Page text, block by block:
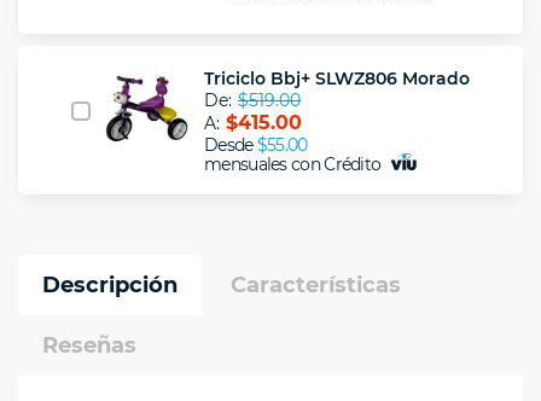
Triciclo Bbj+ SLWZ806 Morado
De: $519.00
A: $415.00
Desde$55.00
mensuales con Crédito
Descripción Características
Reseñas